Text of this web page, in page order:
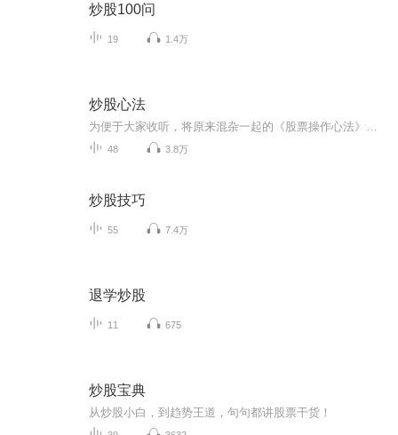
炒股100问
19 1.4万
炒股心法
48 3.8万
炒股技巧
55 7.4万
退学炒股
11 675
炒股宝典
从炒股小白，到趋势王道，句句都讲股票干货！